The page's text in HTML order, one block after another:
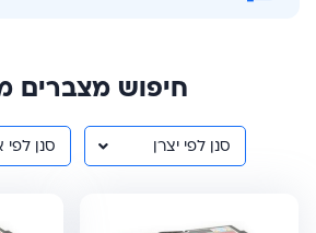
חיפוש מצברים
סנן לפי יצרן סנן